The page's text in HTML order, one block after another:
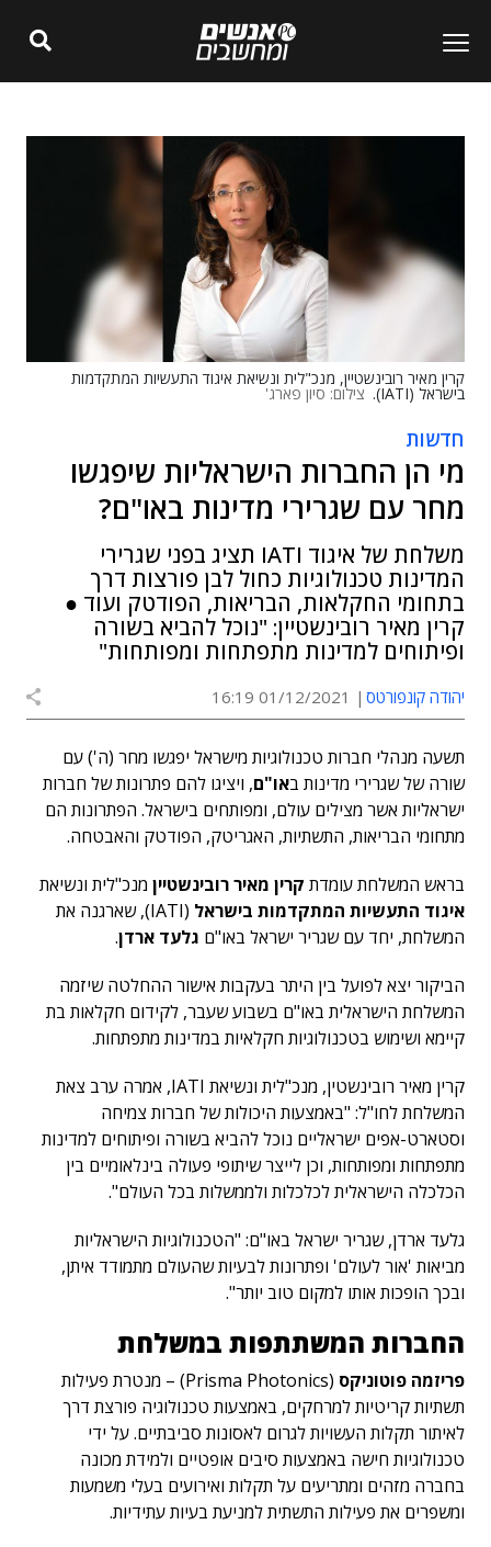
קרין מאיר רובינשטיין, מנכ"לית ונשיאת איגוד התעשיות המתקדמות
בישראל (IATI). צילום: סיון פארג'
חדשות
מי הן החברות הישראליות שיפגשו
מחר עם שגרירי מדינות באו"ם?
משלחת של איגוד IATI תציג בפני שגרירי
המדינות טכנולוגיות כחול לבן פורצות דרך
בתחומי החקלאות, הבריאות, הפודטק ועוד ●
קרין מאיר רובינשטיין: "נוכל להביא בשורה
ופיתוחים למדינות מתפתחות ומפותחות"
יהודה קונפורטס 01/12/2021 16:19
תשעה מנהלי חברות טכנולוגיות מישראל יפגשו מחר (ה') עם
שורה של שגרירי מדינות באו"ם, ויציגו להם פתרונות של חברות
ישראליות אשר מצילים עולם, ומפותחים בישראל. הפתרונות הם
מתחומי הבריאות, התשתיות, האגריטק, הפודטק והאבטחה.
בראש המשלחת עומדת קרין מאיר רובינשטיין מנכ"לית ונשיאת
איגוד התעשיות המתקדמות בישראל
(IATI), שארגנה את
המשלחת, יחד עם שגריר ישראל באו"ם גלעד ארדן.
הביקור יצא לפועל בין היתר בעקבות אישור ההחלטה שיזמה
המשלחת הישראלית באו"ם בשבוע שעבר, לקידום חקלאות בת
קיימא ושימוש בטכנולוגיות חקלאיות במדינות מתפתחות.
קרין מאיר רובינשטין, מנכ"לית ונשיאת IATI, אמרה ערב צאת
המשלחת לחו"ל: "באמצעות היכולות של חברות צמיחה
וסטארט-אפים ישראליים נוכל להביא בשורה ופיתוחים למדינות
מתפתחות ומפותחות, וכן לייצר שיתופי פעולה בינלאומיים בין
הכלכלה הישראלית לכלכלות ולממשלות בכל העולם".
גלעד ארדן, שגריר ישראל באו"ם: "הטכנולוגיות הישראליות
מביאות 'אור לעולם' ופתרונות לבעיות שהעולם מתמודד איתן,
ובכך הופכות אותו למקום טוב יותר".
החברות המשתתפות במשלחת
פריזמה פוטוניקס
(Prisma Photonics) – מנטרת פעילות
תשתיות קריטיות למרחקים, באמצעות טכנולוגיה פורצת דרך
לאיתור תקלות העשויות לגרום לאסונות סביבתיים. על ידי
טכנולוגיות חישה באמצעות סיבים אופטיים ולמידת מכונה
בחברה מזהים ומתריעים על תקלות ואירועים בעלי משמעות
ומשפרים את פעילות התשתית למניעת בעיות עתידיות.